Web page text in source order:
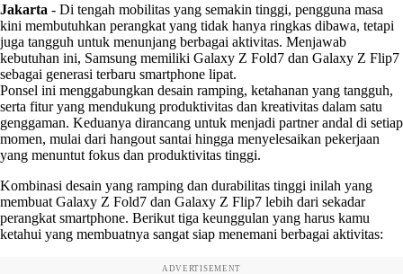
Jakarta - Di tengah mobilitas yang semakin tinggi, pengguna masa
kini membutuhkan perangkat yang tidak hanya ringkas dibawa, tetapi
juga tangguh untuk menunjang berbagai aktivitas. Menjawab
kebutuhan ini, Samsung memiliki Galaxy Z Fold7 dan Galaxy Z Flip7
sebagai generasi terbaru smartphone lipat.
Ponsel ini menggabungkan desain ramping, ketahanan yang tangguh,
serta fitur yang mendukung produktivitas dan kreativitas dalam satu
genggaman. Keduanya dirancang untuk menjadi partner andal di setiap
momen, mulai dari hangout santai hingga menyelesaikan pekerjaan
yang menuntut fokus dan produktivitas tinggi.
Kombinasi desain yang ramping dan durabilitas tinggi inilah yang
membuat Galaxy Z Fold7 dan Galaxy Z Flip7 lebih dari sekadar
perangkat smartphone. Berikut tiga keunggulan yang harus kamu
ketahui yang membuatnya sangat siap menemani berbagai aktivitas:
ADVERTISEMENT